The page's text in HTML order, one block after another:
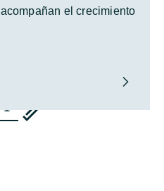
el crecimiento
1